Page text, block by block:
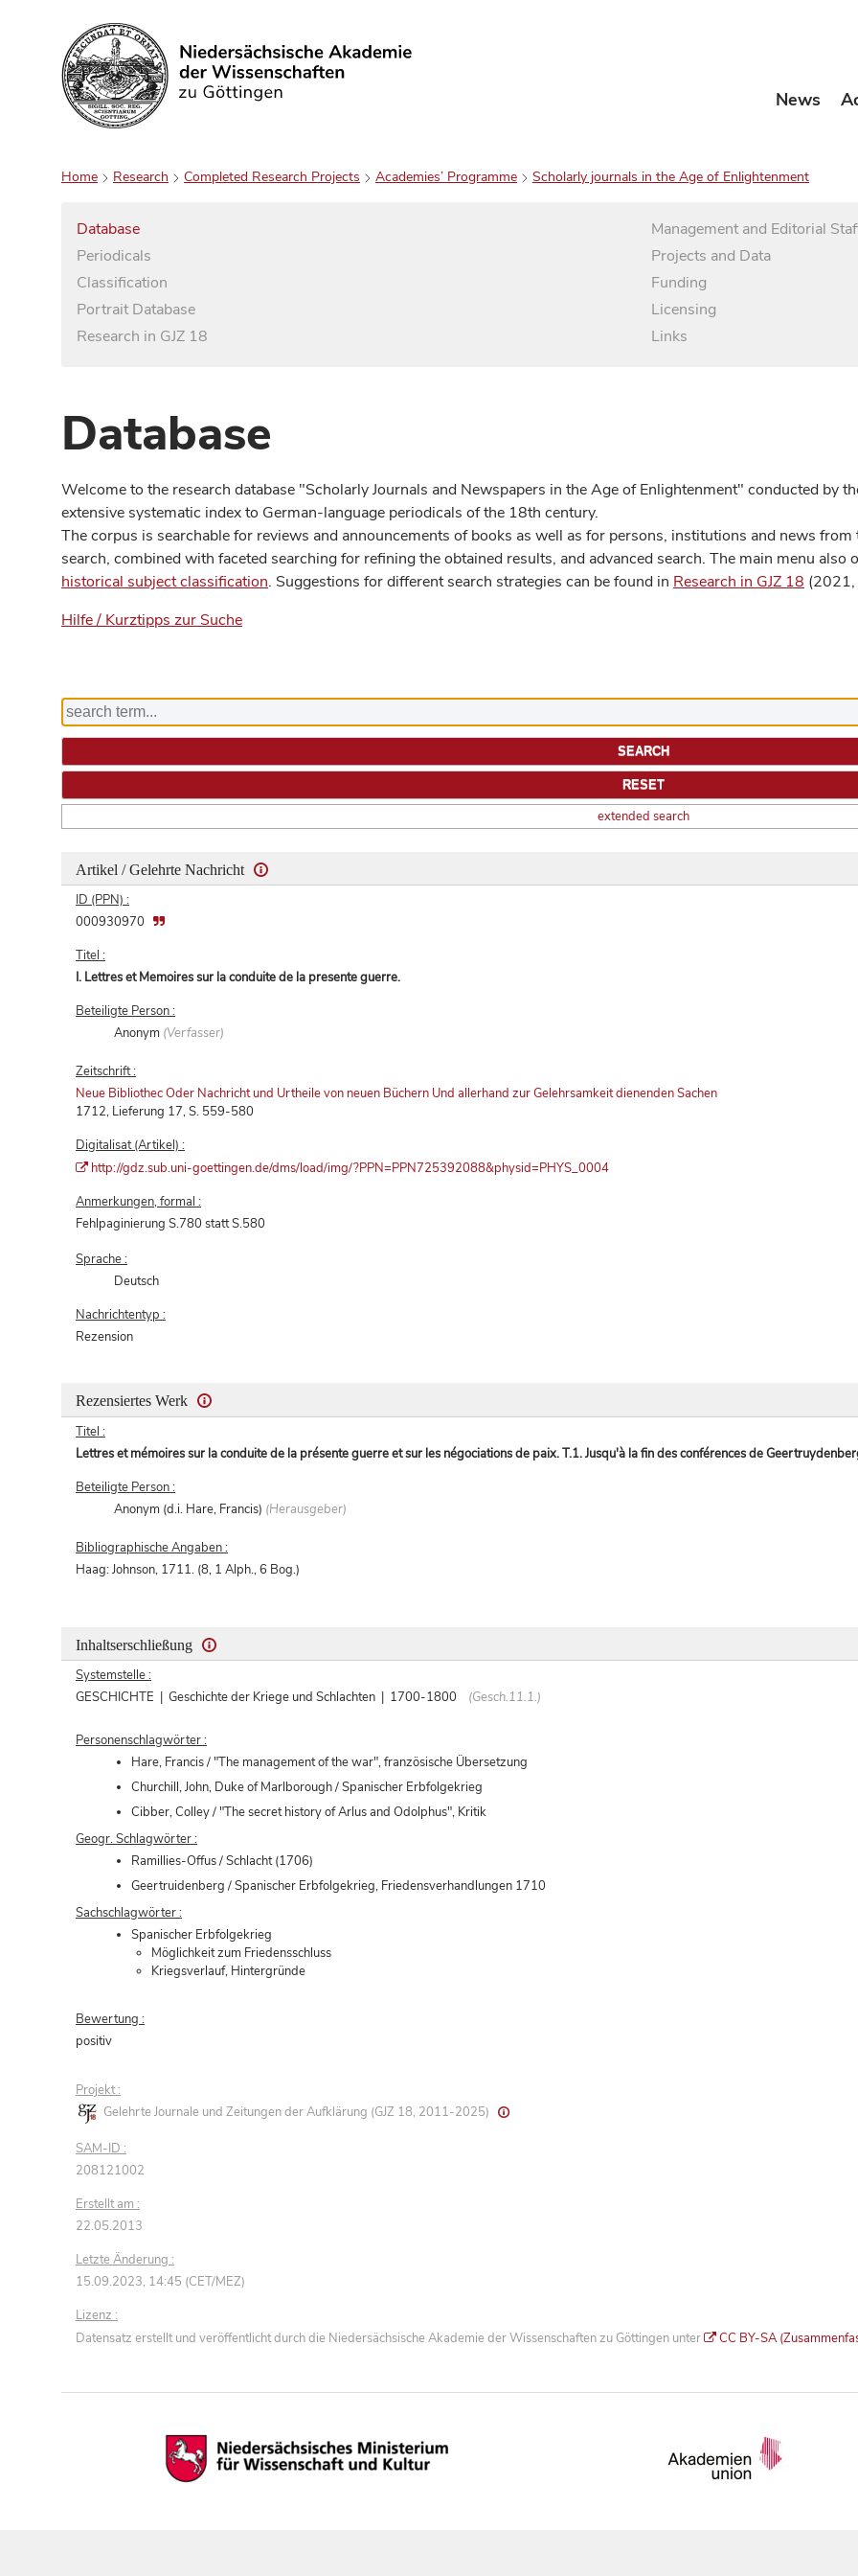
Search News
Home Research Completed Research Projects Academies’ Programme Scholarly journals in the Age of Enlightenment
Database
Periodicals
Classification
Portrait Database
Research in GJZ 18
Management and Editorial
Projects and Data
Funding
Licensing
Links
Database
Welcome to the research database "Scholarly Journals and Newspapers in the Age of Enlightenment" conducted by
extensive systematic index to German-language periodicals of the 18th century.
The corpus is searchable for reviews and announcements of books as well as for persons, institutions and news
search, combined with faceted searching for refining the obtained results, and advanced search. The main menu also
historical subject classification. Suggestions for different search strategies can be found in Research in GJZ 18 (2021,
Hilfe / Kurztipps zur Suche
extended search
Artikel / Gelehrte Nachricht
ID (PPN) :
000930970
Titel :
I. Lettres et Memoires sur la conduite de la presente guerre.
Beteiligte Person :
Anonym (Verfasser)
Zeitschrift :
Neue Bibliothec Oder Nachricht und Urtheile von neuen Büchern Und allerhand zur Gelehrsamkeit dienenden Sachen
1712, Lieferung 17, S. 559-580
Digitalisat (Artikel) :
http://gdz.sub.uni-goettingen.de/dms/load/img/?PPN=PPN725392088&physid=PHYS_0004
Anmerkungen, formal :
Fehlpaginierung S.780 statt S.580
Sprache :
Deutsch
Nachrichtentyp :
Rezension
Rezensiertes Werk
Titel :
Lettres et mémoires sur la conduite de la présente guerre et sur les négociations de paix. T.1. Jusqu'à la fin des conférences de
Beteiligte Person :
Anonym (d.i. Hare, Francis) (Herausgeber)
Bibliographische Angaben :
Haag: Johnson, 1711. (8, 1 Alph., 6 Bog.)
Inhaltserschließung
Systemstelle :
GESCHICHTE | Geschichte der Kriege und Schlachten | 1700-1800
(Gesch.11.1.)
Personenschlagwörter :
Hare, Francis / "The management of the war", französische Übersetzung
Churchill, John, Duke of Marlborough / Spanischer Erbfolgekrieg
Cibber, Colley / "The secret history of Arlus and Odolphus", Kritik
Geogr. Schlagwörter :
Ramillies-Offus / Schlacht (1706)
Geertruidenberg / Spanischer Erbfolgekrieg, Friedensverhandlungen 1710
Sachschlagwörter :
Spanischer Erbfolgekrieg
Möglichkeit zum Friedensschluss
Kriegsverlauf, Hintergründe
Bewertung :
positiv
Projekt :
Gelehrte Journale und Zeitungen der Aufklärung (GJZ 18, 2011-2025)
SAM-ID :
208121002
Erstellt am :
22.05.2013
Letzte Änderung :
15.09.2023, 14:45 (CET/MEZ)
Lizenz :
Datensatz erstellt und veröffentlicht durch die Niedersächsische Akademie der Wissenschaften zu Göttingen unter
CC BY-SA